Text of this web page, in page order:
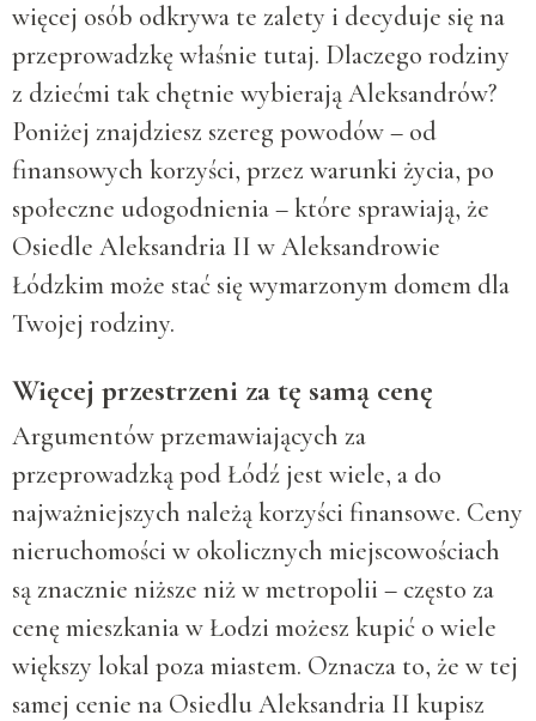
więcej osób odkrywa te zalety i decyduje się na
przeprowadzkę właśnie tutaj. Dlaczego rodziny
z dziećmi tak chętnie wybierają Aleksandrów?
Poniżej znajdziesz szereg powodów – od
finansowych korzyści, przez warunki życia, po
społeczne udogodnienia – które sprawiają, że
Osiedle Aleksandria II w Aleksandrowie
Łódzkim może stać się wymarzonym domem dla
Twojej rodziny.
Więcej przestrzeni za tę samą cenę
Argumentów przemawiających za
przeprowadzką pod Łódź jest wiele, a do
najważniejszych należą korzyści finansowe. Ceny
nieruchomości w okolicznych miejscowościach
są znacznie niższe niż w metropolii – często za
cenę mieszkania w Łodzi możesz kupić o wiele
większy lokal poza miastem. Oznacza to, że w tej
samej cenie na Osiedlu Aleksandria II kupisz